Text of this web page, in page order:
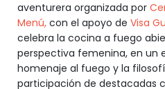
aventurera organizada por
Menú, con el apoyo de Visa
celebra la cocina a fuego
perspectiva femenina, en un
homenaje al fuego y la
participación de destacadas